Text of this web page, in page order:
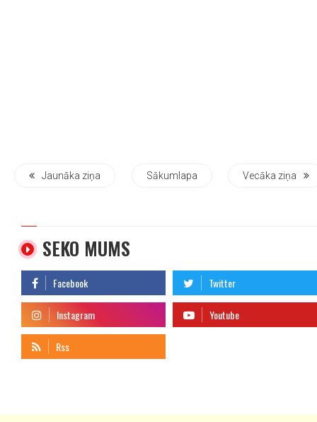
Jaunāka ziņa Sākumlapa Vecāka ziņa
SEKO MUMS